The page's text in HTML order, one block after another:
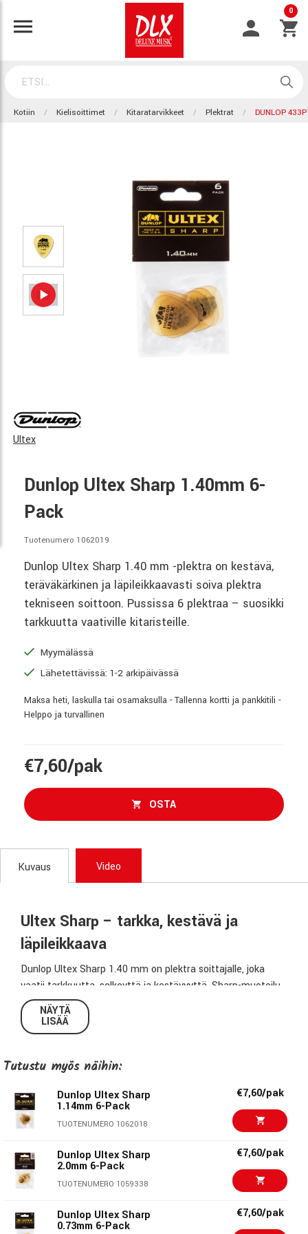
0
Kotiin Kielisoittimet Kitaratarvikkeet Plektrat DUNLOP
Ultex
Dunlop Ultex Sharp 1.40mm 6-
Pack
Tuotenumero 1062019
Dunlop Ultex Sharp 1.40 mm -plektra on kestävä,
teräväkärkinen ja läpileikkaavasti soiva plektra
tekniseen soittoon. Pussissa 6 plektraa – suosikki
tarkkuutta vaativille kitaristeille.
Myymälässä
Lähetettävissä: 1-2 arkipäivässä
Maksa heti, laskulla tai osamaksulla - Tallenna kortti ja pankkitili -
Helppo ja turvallinen
€7,60/pak
OSTA
Kuvaus Video
Ultex Sharp – tarkka, kestävä ja
läpileikkaava
Dunlop Ultex Sharp 1.40 mm on plektra soittajalle, joka
vaatii tarkkuutta, selkeyttä ja kestävyyttä. Sharp-muotoilu
tuo mukanaan terävän kärjen, joka parantaa kontrollia ja
artikulaatiota. Tämä plektra reagoi erittäin tarkasti
soittotekniikkaan ja on erityisesti teknistä soittoa suosivien
merkitystä
1.40 mm paksuus tarjoaa vakautta ja syvän,
Sharp-muoto takaa äärimmäisen tarkkuuden ja
artikuloivan kärjen
Ultex-materiaalikestää kulutusta ja reagoi
Läpileikkaava soundituo soittoon voimaa, yläpään
NÄYTÄ
LISÄÄ
Tutustu myös näihin:
Dunlop Ultex Sharp
1.14mm 6-Pack
TUOTENUMERO 1062018
€7,60/pak
Dunlop Ultex Sharp
2.0mm 6-Pack
TUOTENUMERO 1059338
€7,60/pak
Dunlop Ultex Sharp
0.73mm 6-Pack
€7,60/pak